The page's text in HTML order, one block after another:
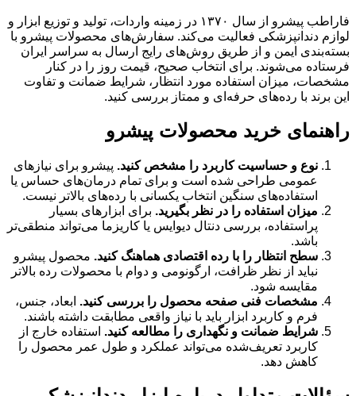
فاراطب پیشرو از سال ۱۳۷۰ در زمینه واردات، تولید و توزیع ابزار و
لوازم دندانپزشکی فعالیت می‌کند. سفارش‌های محصولات پیشرو با
بسته‌بندی ایمن و از طریق روش‌های رایج ارسال به سراسر ایران
فرستاده می‌شوند. برای انتخاب صحیح، قیمت روز را در کنار
مشخصات، میزان استفاده مورد انتظار، شرایط ضمانت و تفاوت
این برند با رده‌های حرفه‌ای و ممتاز بررسی کنید.
راهنمای خرید محصولات پیشرو
نوع و حساسیت کاربرد را مشخص کنید. پیشرو برای نیازهای
عمومی طراحی شده است و برای تمام درمان‌های حساس یا
استفاده‌های سنگین انتخاب یکسانی با رده‌های بالاتر نیست.
میزان استفاده را در نظر بگیرید. برای ابزارهای بسیار
پراستفاده، بررسی دنتال دیوایس یا کاریزما می‌تواند منطقی‌تر
باشد.
سطح انتظار را با رده اقتصادی هماهنگ کنید. محصول پیشرو
نباید از نظر ظرافت، ارگونومی و دوام با محصولات رده بالاتر
مقایسه شود.
مشخصات فنی صفحه محصول را بررسی کنید. ابعاد، جنس،
فرم و کاربرد ابزار باید با نیاز واقعی مطابقت داشته باشند.
شرایط ضمانت و نگهداری را مطالعه کنید. استفاده خارج از
کاربرد تعریف‌شده می‌تواند عملکرد و طول عمر محصول را
کاهش دهد.